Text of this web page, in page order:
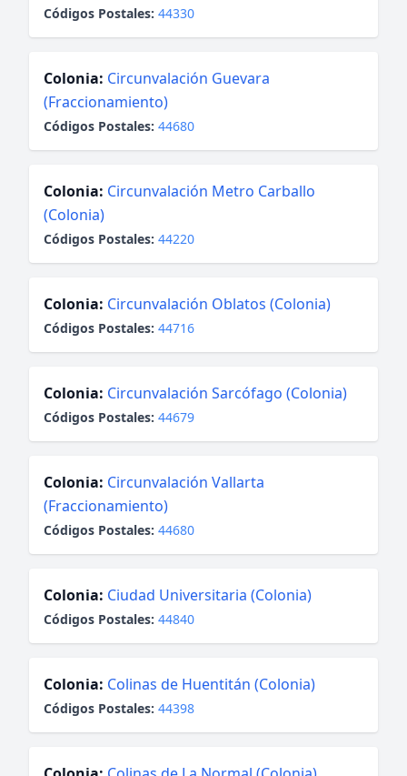
Códigos Postales: 44330
Colonia: Circunvalación Guevara
(Fraccionamiento)
Códigos Postales: 44680
Colonia: Circunvalación Metro Carballo
(Colonia)
Códigos Postales: 44220
Colonia: Circunvalación Oblatos (Colonia)
Códigos Postales: 44716
Colonia: Circunvalación Sarcófago (Colonia)
Códigos Postales: 44679
Colonia: Circunvalación Vallarta
(Fraccionamiento)
Códigos Postales: 44680
Colonia: Ciudad Universitaria (Colonia)
Códigos Postales: 44840
Colonia: Colinas de Huentitán (Colonia)
Códigos Postales: 44398